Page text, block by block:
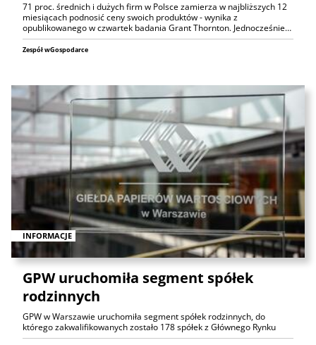
71 proc. średnich i dużych firm w Polsce zamierza w najbliższych 12
miesiącach podnosić ceny swoich produktów - wynika z
opublikowanego w czwartek badania Grant Thornton. Jednocześnie…
Zespół wGospodarce
INFORMACJE
GPW uruchomiła segment spółek
rodzinnych
GPW w Warszawie uruchomiła segment spółek rodzinnych, do
którego zakwalifikowanych zostało 178 spółek z Głównego Rynku